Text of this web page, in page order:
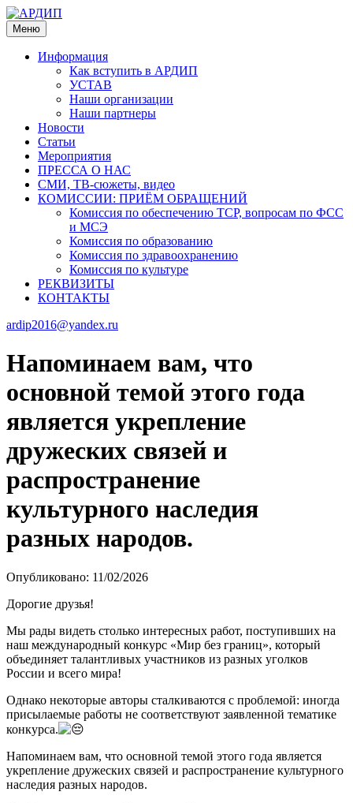
Меню
Информация
Как вступить в АРДИП
УСТАВ
Наши организации
Наши партнеры
Новости
Статьи
Мероприятия
ПРЕССА О НАС
СМИ, ТВ-сюжеты, видео
КОМИССИИ: ПРИЁМ ОБРАЩЕНИЙ
Комиссия по обеспечению ТСР, вопросам по ФСС
и МСЭ
Комиссия по образованию
Комиссия по здравоохранению
Комиссия по культуре
РЕКВИЗИТЫ
КОНТАКТЫ
ardip2016@yandex.ru
Напоминаем вам, что
основной темой этого года
является укрепление
дружеских связей и
распространение
культурного наследия
разных народов.
Опубликовано: 11/02/2026
Дорогие друзья!
Мы рады видеть столько интересных работ, поступивших на
наш международный конкурс «Мир без границ», который
объединяет талантливых участников из разных уголков
России и всего мира!
Однако некоторые авторы сталкиваются с проблемой: иногда
присылаемые работы не соответствуют заявленной тематике
конкурса.
Напоминаем вам, что основной темой этого года является
укрепление дружеских связей и распространение культурного
наследия разных народов.